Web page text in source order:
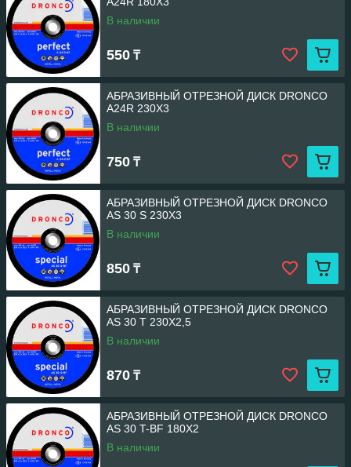
В наличии
550 ₸
АБРАЗИВНЫЙ ОТРЕЗНОЙ ДИСК DRONCO
A24R 230X3
В наличии
750 ₸
АБРАЗИВНЫЙ ОТРЕЗНОЙ ДИСК DRONCO
AS 30 S 230X3
В наличии
850 ₸
АБРАЗИВНЫЙ ОТРЕЗНОЙ ДИСК DRONCO
AS 30 T 230X2,5
В наличии
870 ₸
АБРАЗИВНЫЙ ОТРЕЗНОЙ ДИСК DRONCO
AS 30 T-BF 180Х2
В наличии